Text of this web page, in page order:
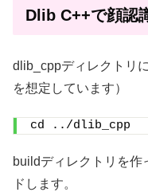
Dlib C++で顔認
dlib_cppディレクトリ
を想定しています）
cd ../dlib_cpp
buildディレクトリを作
ドします。